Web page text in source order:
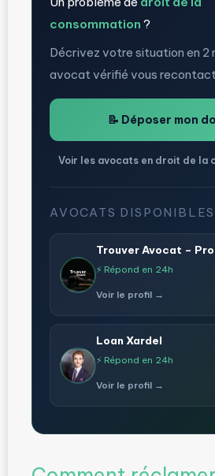
consommation ?
Décrivez votre situation en 2
avocat vérifié vous
📝 Déposer mon
Voir les avocats en droit de la
AVOCATS DISPONIBLES
Trouver Avocat –
⚡ Répond en 24h
Voir le profil →
Loan Xardel
⚡ Répond en 24h
Voir le profil →